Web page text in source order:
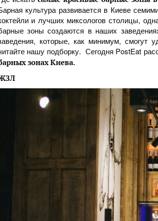
культура развивается в Киеве
и лучших миксологов столицы,
зоны создаются в наших
которые, как минимум, смогут
нашу подборку. Сегодня PostEat
зонах Киева.